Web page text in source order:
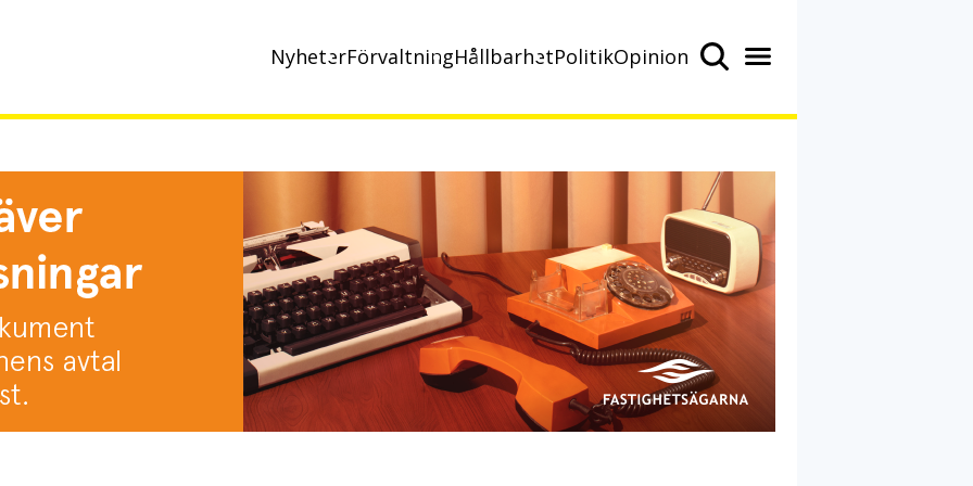
NyheterFörvaltningHållbarhetPolitikOpinion